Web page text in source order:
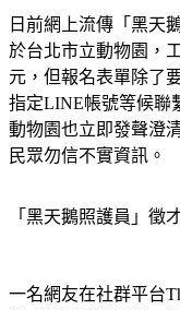
日前網上流傳「黑天
於台北市立動物園，
元，但報名表單除了
指定LINE帳號等候聯
動物園也立即發聲澄
民眾勿信不實資訊。
「黑天鵝照護員」徵
一名網友在社群平台